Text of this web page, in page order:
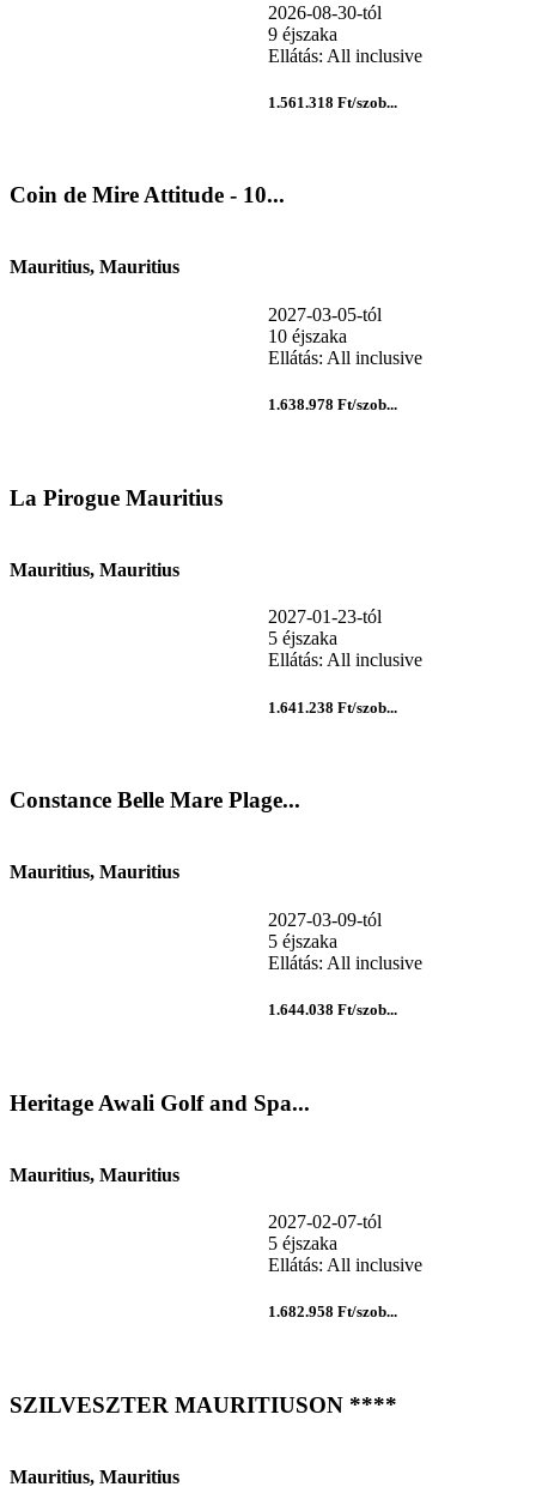
2026-08-30-tól
9 éjszaka
Ellátás: All inclusive
1.561.318 Ft/szob...
Coin de Mire Attitude - 10...
Mauritius, Mauritius
2027-03-05-tól
10 éjszaka
Ellátás: All inclusive
1.638.978 Ft/szob...
La Pirogue Mauritius
Mauritius, Mauritius
2027-01-23-tól
5 éjszaka
Ellátás: All inclusive
1.641.238 Ft/szob...
Constance Belle Mare Plage...
Mauritius, Mauritius
2027-03-09-tól
5 éjszaka
Ellátás: All inclusive
1.644.038 Ft/szob...
Heritage Awali Golf and Spa...
Mauritius, Mauritius
2027-02-07-tól
5 éjszaka
Ellátás: All inclusive
1.682.958 Ft/szob...
SZILVESZTER MAURITIUSON ****
Mauritius, Mauritius